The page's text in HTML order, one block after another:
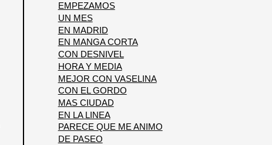
EMPEZAMOS
UN MES
EN MADRID
EN MANGA CORTA
CON DESNIVEL
HORA Y MEDIA
MEJOR CON VASELINA
CON EL GORDO
MAS CIUDAD
EN LA LINEA
PARECE QUE ME ANIMO
DE PASEO